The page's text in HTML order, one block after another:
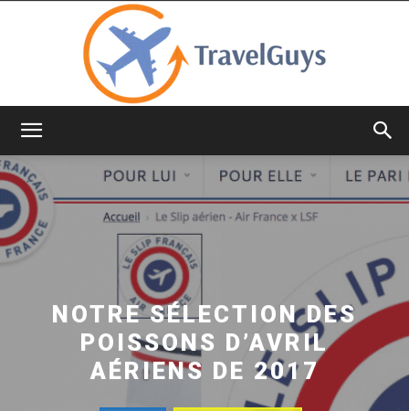
NOTRE SÉLECTION DES
POISSONS D’AVRIL
AÉRIENS DE 2017